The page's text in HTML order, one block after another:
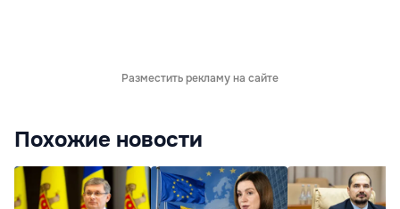
Разместить рекламу на сайте
Похожие новости